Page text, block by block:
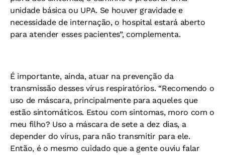
unidade básica ou UPA. Se houver gravidade e
necessidade de internação, o hospital estará aberto
para atender esses pacientes”, complementa.
É importante, ainda, atuar na prevenção da
transmissão desses vírus respiratórios. “Recomendo o
uso de máscara, principalmente para aqueles que
estão sintomáticos. Estou com sintomas, moro com o
meu filho? Uso a máscara de sete a dez dias, a
depender do vírus, para não transmitir para ele.
Então, é o mesmo cuidado que a gente ouviu falar